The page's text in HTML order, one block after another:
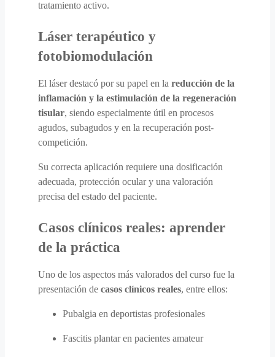
tratamiento activo.
Láser terapéutico y
fotobiomodulación
El láser destacó por su papel en la reducción de la
inflamación y la estimulación de la regeneración
tisular, siendo especialmente útil en procesos
agudos, subagudos y en la recuperación post-
competición.
Su correcta aplicación requiere una dosificación
adecuada, protección ocular y una valoración
precisa del estado del paciente.
Casos clínicos reales: aprender
de la práctica
Uno de los aspectos más valorados del curso fue la
presentación de casos clínicos reales, entre ellos:
Pubalgia en deportistas profesionales
Fascitis plantar en pacientes amateur